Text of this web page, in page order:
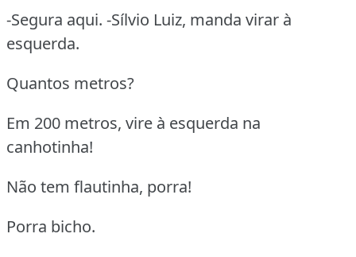
-Segura aqui. -Sílvio Luiz, manda virar à
esquerda.
Quantos metros?
Em 200 metros, vire à esquerda na
canhotinha!
Não tem flautinha, porra!
Porra bicho.